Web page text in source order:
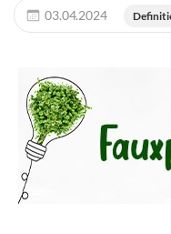
03.04.2024